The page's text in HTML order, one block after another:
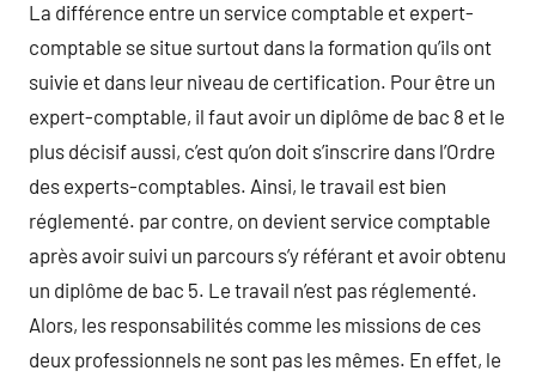
La différence entre un service comptable et expert-
comptable se situe surtout dans la formation qu’ils ont
suivie et dans leur niveau de certification. Pour être un
expert-comptable, il faut avoir un diplôme de bac 8 et le
plus décisif aussi, c’est qu’on doit s’inscrire dans l’Ordre
des experts-comptables. Ainsi, le travail est bien
réglementé. par contre, on devient service comptable
après avoir suivi un parcours s’y référant et avoir obtenu
un diplôme de bac 5. Le travail n’est pas réglementé.
Alors, les responsabilités comme les missions de ces
deux professionnels ne sont pas les mêmes. En effet, le